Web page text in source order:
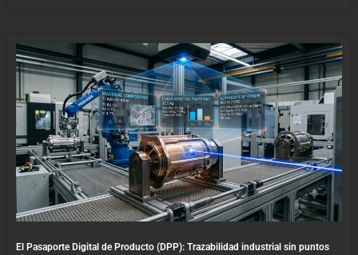
El Pasaporte Digital de Producto (DPP): Trazabilidad industrial sin puntos